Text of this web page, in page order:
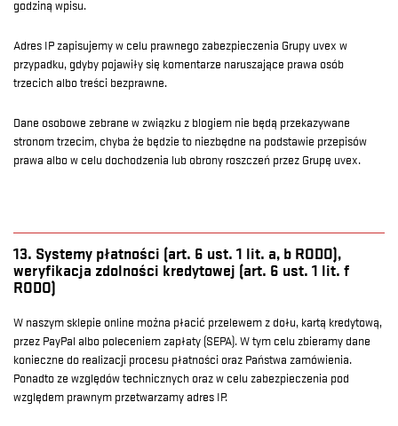
godziną wpisu.
Adres IP zapisujemy w celu prawnego zabezpieczenia Grupy uvex w
przypadku, gdyby pojawiły się komentarze naruszające prawa osób
trzecich albo treści bezprawne.
Dane osobowe zebrane w związku z blogiem nie będą przekazywane
stronom trzecim, chyba że będzie to niezbędne na podstawie przepisów
prawa albo w celu dochodzenia lub obrony roszczeń przez Grupę uvex.
13. Systemy płatności (art. 6 ust. 1 lit. a, b RODO),
weryfikacja zdolności kredytowej (art. 6 ust. 1 lit. f
RODO)
W naszym sklepie online można płacić przelewem z dołu, kartą kredytową,
przez PayPal albo poleceniem zapłaty (SEPA). W tym celu zbieramy dane
konieczne do realizacji procesu płatności oraz Państwa zamówienia.
Ponadto ze względów technicznych oraz w celu zabezpieczenia pod
względem prawnym przetwarzamy adres IP.